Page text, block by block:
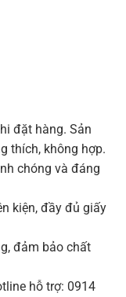
đặt hàng. Sản
thích, không hợp.
chóng và đáng
kiện, đầy đủ giấy
đảm bảo chất
hỗ trợ: 0914